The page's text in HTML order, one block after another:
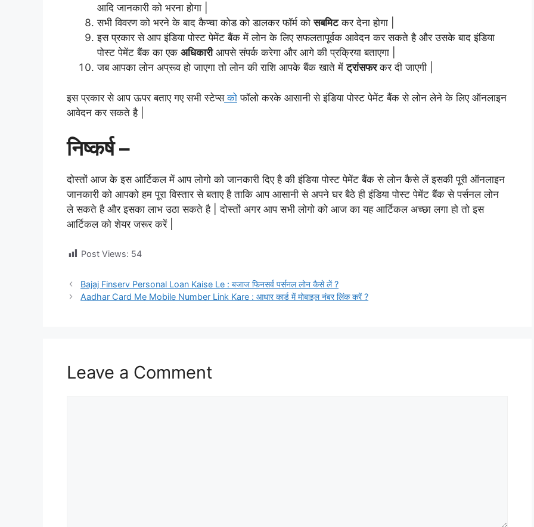
आदि जानकारी को भरना होगा |
सभी विवरण को भरने के बाद कैप्चा कोड को डालकर फॉर्म कोसबमिटकर देना होगा |
इस प्रकार से आप इंडिया पोस्ट पेमेंट बैंक में लोन के लिए सफलतापूर्वक आवेदन कर सकते है और उसके बाद इंडिया
पोस्ट पेमेंट बैंक का एक अधिकारीआपसे संपर्क करेगा और आगे की प्रक्रिया बताएगा |
जब आपका लोन अप्रूव हो जाएगा तो लोन की राशि आपके बैंक खाते मेंट्रांसफरकर दी जाएगी |
इस प्रकार से आप ऊपर बताए गए सभी स्टेप्सको फॉलो करके आसानी से इंडिया पोस्ट पेमेंट बैंक से लोन लेने के लिए ऑनलाइन
आवेदन कर सकते है |
निष्कर्ष –
दोस्तों आज के इस आर्टिकल में आप लोगो को जानकारी दिए है की इंडिया पोस्ट पेमेंट बैंक से लोन कैसे लें इसकी पूरी ऑनलाइन
जानकारी को आपको हम पूरा विस्तार से बताए है ताकि आप आसानी से अपने घर बैठे ही इंडिया पोस्ट पेमेंट बैंक से पर्सनल लोन
ले सकते है और इसका लाभ उठा सकते है | दोस्तों अगर आप सभी लोगो को आज का यह आर्टिकल अच्छा लगा हो तो इस
आर्टिकल को शेयर जरूर करें |
Post Views: 54
Bajaj Finserv Personal Loan Kaise Le : बजाज फिनसर्व पर्सनल लोन कैसे लें ?
Aadhar Card Me Mobile Number Link Kare : आधार कार्ड में मोबाइल नंबर लिंक करें ?
Leave a Comment